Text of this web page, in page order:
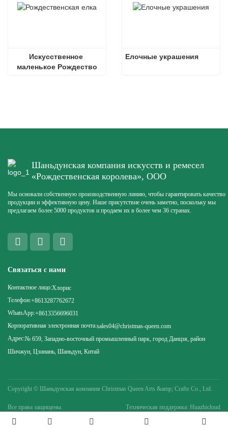
Искусственное
маленькое Рождество
Елочные украшения
Шаньдунская компания искусств и ремесел
«Рождественская королева», ООО
Мы основали собственную производственную линию, чтобы гарантировать качество
продукции и эффективную цену. Наше присутствие очень заметно, поскольку мы
предлагаем более 5000 продуктов и продаем их в более чем 36 странах.
Связаться с нами
Контактное лицо:Хлорис
Телефон:+8613287762672
WhatsApp:+8613356696031
Корпоративная электронная почта:sales04@christmas-queen.com
Адрес:№ 659, Западно-восточный промышленный парк, город Данцзя, район
Шичжун, Цзинань, Шаньдун, Китай
Copyright © Шаньдунская компания Christmas Queen Arts &amp; Crafts Co., Ltd.
Все права защищены. Техническая поддержка: Huazhicloud